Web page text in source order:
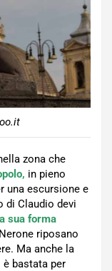
zona che
in pieno
una escursione e
di Claudio devi
sua forma
riposano
Ma anche la
bastata per